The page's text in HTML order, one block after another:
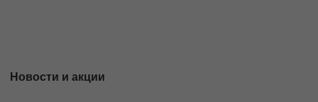
Новости и акции